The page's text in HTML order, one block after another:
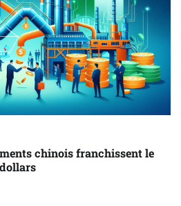
chinois franchissent le